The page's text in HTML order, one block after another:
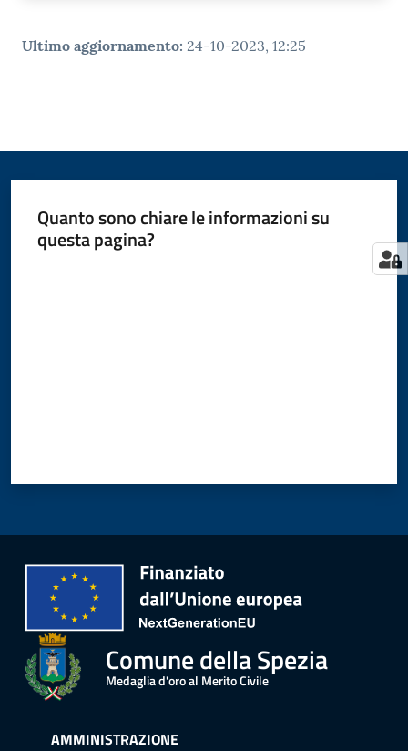
Ultimo aggiornamento: 24-10-2023, 12:25
Quanto sono chiare le informazioni su
questa pagina?
Comune della Spezia
Medaglia d'oro al Merito Civile
AMMINISTRAZIONE